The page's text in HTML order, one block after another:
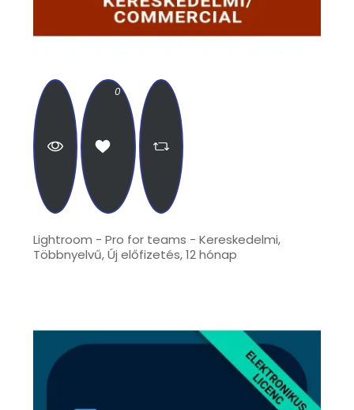
0
Lightroom - Pro for teams - Kereskedelmi,
Többnyelvű, Új előfizetés, 12 hónap